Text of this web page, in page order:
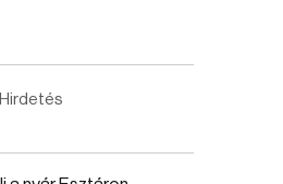
Hirdetés